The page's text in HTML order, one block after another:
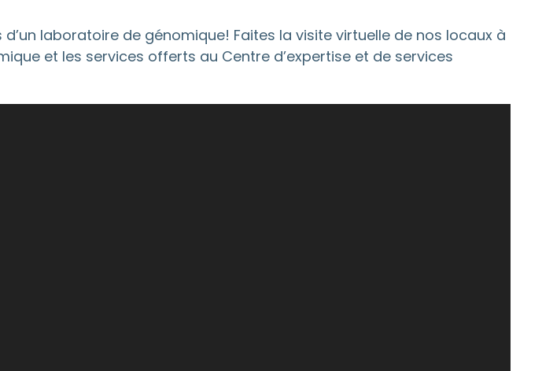
laboratoire de génomique! Faites la visite virtuelle de nos locaux à
et les services offerts au Centre d’expertise et de services